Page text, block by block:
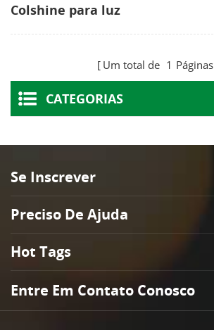
Colshine para luz
pendente
Um total de 1 Páginas
CATEGORIAS
Se Inscrever
Preciso De Ajuda
Hot Tags
Entre Em Contato Conosco